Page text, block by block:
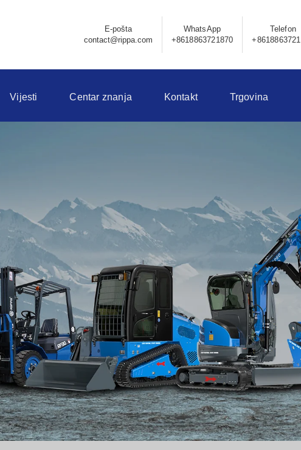
E-pošta
contact@rippa.com
WhatsApp
+8618863721870
Telefon
Vijesti Centar znanja Kontakt Trgovina